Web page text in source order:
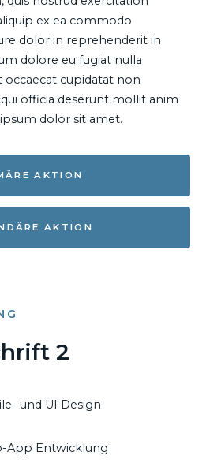
ex ea commodo
dolor in reprehenderit in
dolore eu fugiat nulla
occaecat cupidatat non
officia deserunt mollit anim
dolor sit amet.
AKTION
AKTION
2
und UI Design
App Entwicklung